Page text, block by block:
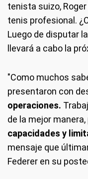
tenista suizo,
tenis profesional.
Luego de disputar
llevará a cabo la
"Como muchos
presentaron con
operaciones.
de la mejor
capacidades y
mensaje que
Federer en su